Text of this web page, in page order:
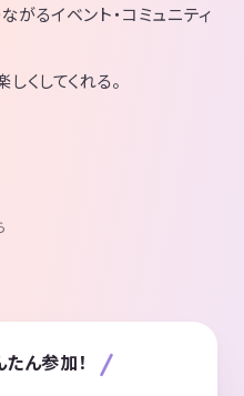
るイベント・コミュニティ
くしてくれる。
ん参加！